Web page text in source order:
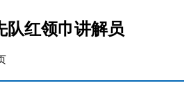
队红领巾讲解员